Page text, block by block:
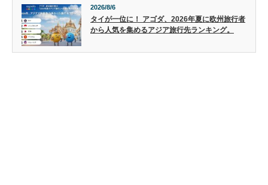
2026/8/6
タイが一位に！ アゴダ、2026年夏に欧州旅行者
から人気を集めるアジア旅行先ランキング。